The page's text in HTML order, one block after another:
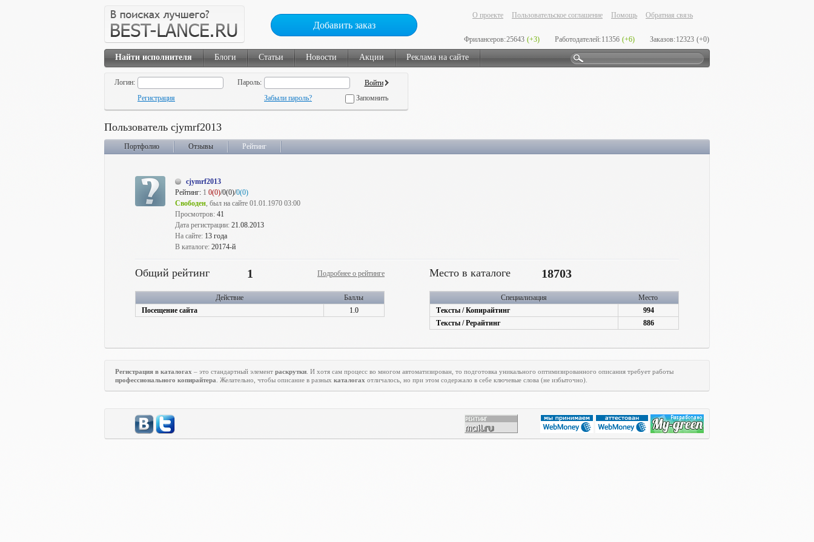
Добавить заказ
О проекте Пользовательское соглашение Помощь Обратная связь
Фрилансеров:25643 (+3) Работодателей:11356 (+6) Заказов:12323 (+0)
Найти исполнителя Блоги Статьи Новости Акции Реклама на сайте
Логин:
Пароль:
Регистрация
Забыли пароль? Запомнить
Пользователь cjymrf2013
Портфолио Отзывы Рейтинг
cjymrf2013
Рейтинг: 1 0(0)/0(0)/0(0)
Свободен, был на сайте 01.01.1970 03:00
Просмотров: 41
Дата регистрации: 21.08.2013
На сайте: 13 года
В каталоге: 20174-й
Общий рейтинг 1 Подробнее о рейтинге
Действие
Баллы
Посещение сайта
1.0
Место в каталоге 18703
Специализация
Место
Тексты / Копирайтинг
994
Тексты / Рерайтинг
886
Регистрация в каталогах – это стандартный элемент раскрутки . И хотя сам процесс во многом автоматизирован, то подготовка уникального оптимизированного описания требует работы
профессионального копирайтера . Желательно, чтобы описание в разных каталогах отличалось, но при этом содержало в себе ключевые слова (не избыточно).